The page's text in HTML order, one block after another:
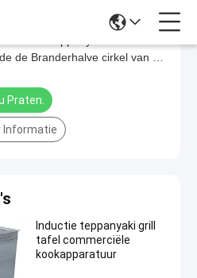
de Branderhalve cirkel van de
Praten.
Informatie
Inductie teppanyaki grill
tafel commerciële
kookapparatuur